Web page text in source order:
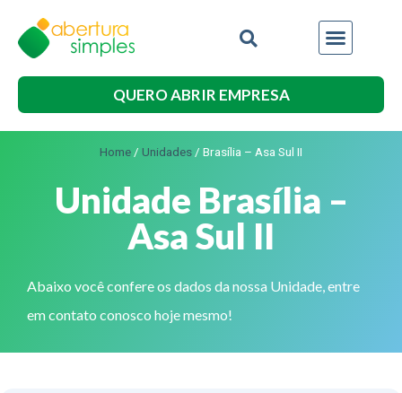
QUERO ABRIR EMPRESA
Home / Unidades / Brasília – Asa Sul II
Unidade Brasília –
Asa Sul II
Abaixo você confere os dados da nossa Unidade, entre
em contato conosco hoje mesmo!